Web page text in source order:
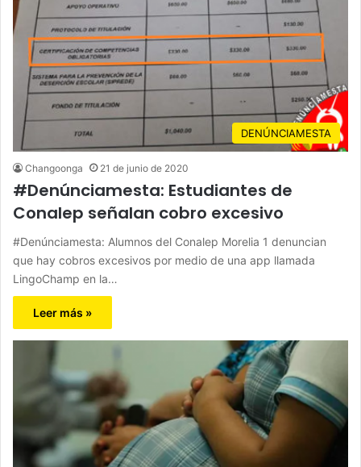
DENÚNCIAMESTA
Changoonga 21 de junio de 2020
#Denúnciamesta: Estudiantes de
Conalep señalan cobro excesivo
#Denúnciamesta: Alumnos del Conalep Morelia 1 denuncian
que hay cobros excesivos por medio de una app llamada
LingoChamp en la…
Leer más »